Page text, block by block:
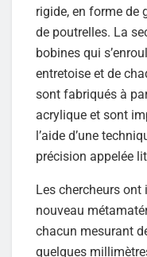
rigide, en forme de
de poutrelles. La
bobines qui
entretoise et de
sont fabriqués à
acrylique et sont
l’aide d’une
précision appelée
Les chercheurs
nouveau
chacun mesurant
quelques